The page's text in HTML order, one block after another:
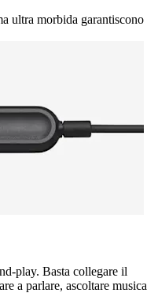
ultra morbida garantiscono
play. Basta collegare il
a parlare, ascoltare musica